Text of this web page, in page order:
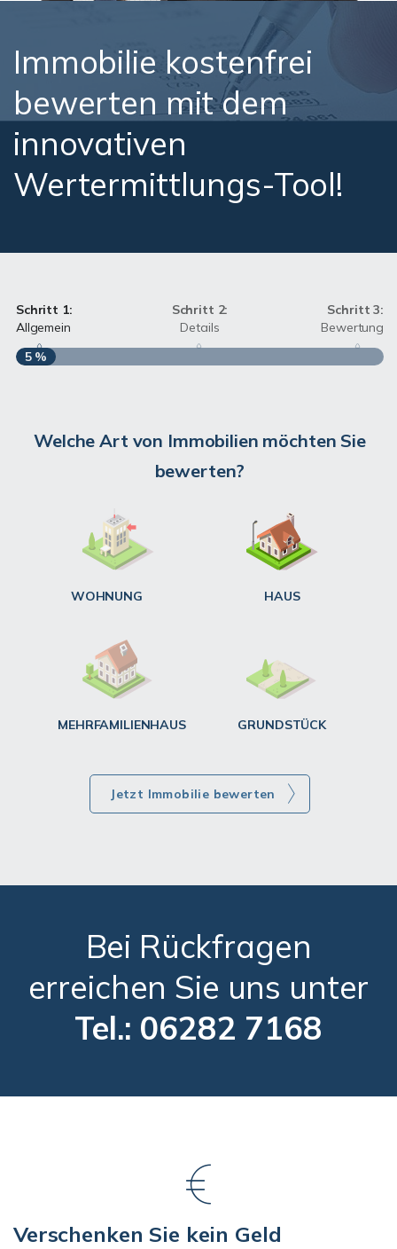
Immobilie kostenfrei
bewerten mit dem
innovativen
Wertermittlungs-Tool!
Schritt 1:
Allgemein
Schritt 2:
Details
Schritt 3:
Bewertung
5 %
Welche Art von Immobilien möchten Sie
bewerten?
WOHNUNG HAUS
MEHRFAMILIENHAUS GRUNDSTÜCK
Jetzt Immobilie bewerten
Bei Rückfragen
erreichen Sie uns unter
Tel.: 06282 7168
Verschenken Sie kein Geld